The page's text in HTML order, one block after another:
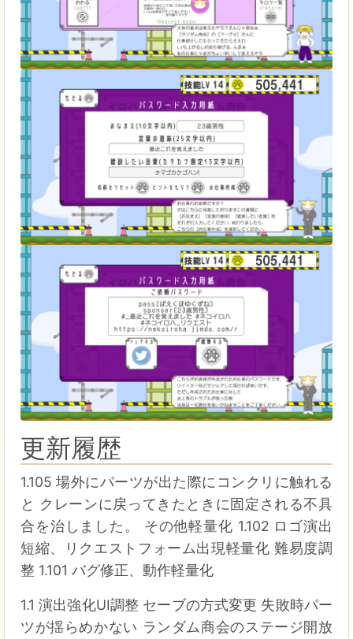
更新履歴
1.105 場外にパーツが出た際にコンクリに触れる
と クレーンに戻ってきたときに固定される不具
合を治しました。 その他軽量化 1.102 ロゴ演出
短縮、リクエストフォーム出現軽量化 難易度調
整 1.101 バグ修正、動作軽量化
1.1 演出強化UI調整 セーブの方式変更 失敗時パー
ツが揺らめかない ランダム商会のステージ開放